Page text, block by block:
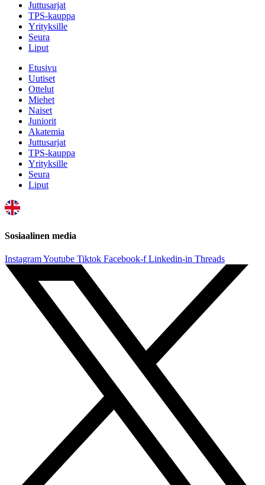
Juttusarjat
TPS-kauppa
Yrityksille
Seura
Liput
Etusivu
Uutiset
Ottelut
Miehet
Naiset
Juniorit
Akatemia
Juttusarjat
TPS-kauppa
Yrityksille
Seura
Liput
Sosiaalinen media
InstagramYoutube Tiktok Facebook-f Linkedin-in Threads